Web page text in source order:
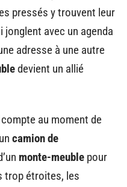
pressés y trouvent leur
avec un agenda
adresse à une autre
devient un allié
au moment de
camion de
monte-meuble pour
trop étroites, les